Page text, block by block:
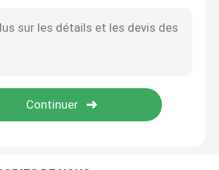
d'isolation de mousse